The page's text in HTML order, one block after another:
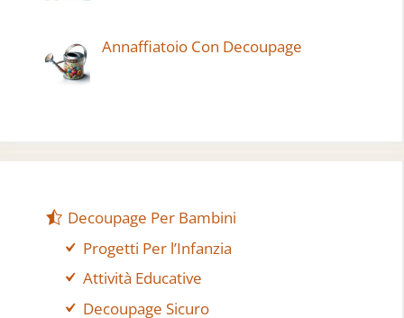
Annaffiatoio Con Decoupage
Decoupage Per Bambini
Progetti Per l’Infanzia
Attività Educative
Decoupage Sicuro